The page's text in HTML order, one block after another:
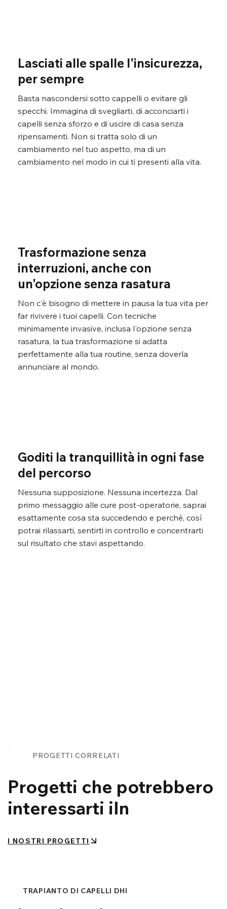
Lasciati alle spalle l'insicurezza,
per sempre
Basta nascondersi sotto cappelli o evitare gli
specchi. Immagina di svegliarti, di acconciarti i
capelli senza sforzo e di uscire di casa senza
ripensamenti. Non si tratta solo di un
cambiamento nel tuo aspetto, ma di un
cambiamento nel modo in cui ti presenti alla vita.
Trasformazione senza
interruzioni, anche con
un'opzione senza rasatura
Non c'è bisogno di mettere in pausa la tua vita per
far rivivere i tuoi capelli. Con tecniche
minimamente invasive, inclusa l'opzione senza
rasatura, la tua trasformazione si adatta
perfettamente alla tua routine, senza doverla
annunciare al mondo.
Goditi la tranquillità in ogni fase
del percorso
Nessuna supposizione. Nessuna incertezza. Dal
primo messaggio alle cure post-operatorie, saprai
esattamente cosa sta succedendo e perché, così
potrai rilassarti, sentirti in controllo e concentrarti
sul risultato che stavi aspettando.
PROGETTI CORRELATI
Progetti che potrebbero
interessarti iIn
I NOSTRI PROGETTI
TRAPIANTO DI CAPELLI DHI